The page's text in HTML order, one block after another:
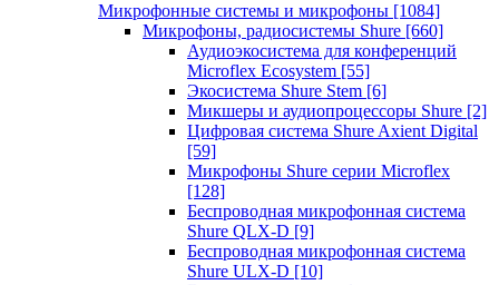
Микрофонные системы и микрофоны [1084]
Микрофоны, радиосистемы Shure [660]
Аудиоэкосистема для конференций
Microflex Ecosystem [55]
Экосистема Shure Stem [6]
Микшеры и аудиопроцессоры Shure [2]
Цифровая система Shure Axient Digital
[59]
Микрофоны Shure серии Microflex
[128]
Беспроводная микрофонная система
Shure QLX-D [9]
Беспроводная микрофонная система
Shure ULX-D [10]